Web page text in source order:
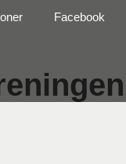
Facebook